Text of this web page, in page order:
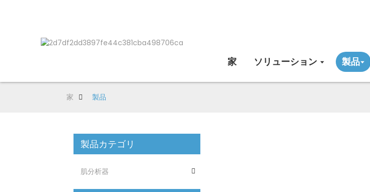
家 ソリューション 製品
家 製品
製品カテゴリ
肌分析器